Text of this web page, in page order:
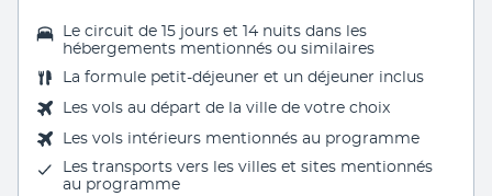
Le circuit de 15 jours et 14 nuits dans les
hébergements mentionnés ou similaires
La formule petit-déjeuner et un déjeuner inclus
Les vols au départ de la ville de votre choix
Les vols intérieurs mentionnés au programme
Les transports vers les villes et sites mentionnés
au programme